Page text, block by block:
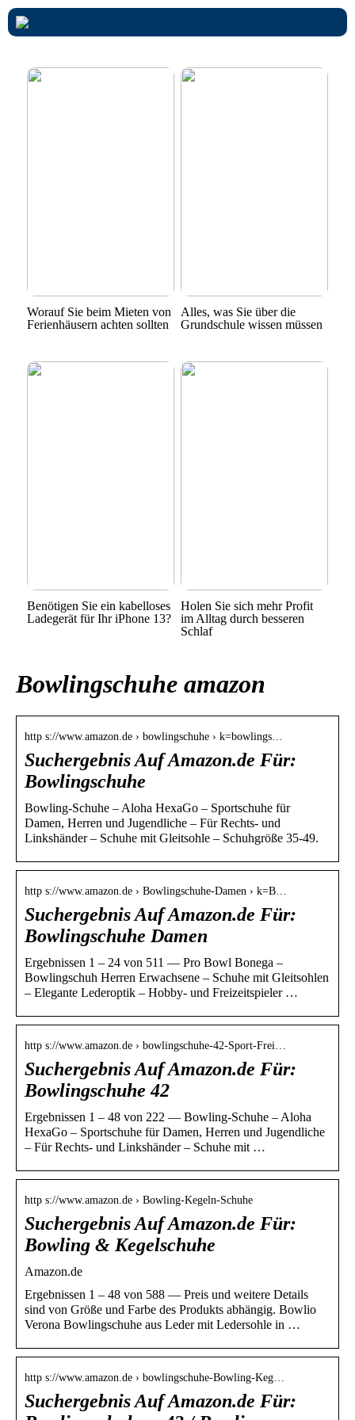
Worauf Sie beim Mieten von
Ferienhäusern achten sollten
Alles, was Sie über die
Grundschule wissen müssen
Benötigen Sie ein kabelloses
Ladegerät für Ihr iPhone 13?
Holen Sie sich mehr Profit
im Alltag durch besseren
Schlaf
Bowlingschuhe amazon
http s://www.amazon.de › bowlingschuhe › k=bowlings…
Suchergebnis Auf Amazon.de Für:
Bowlingschuhe
Bowling-Schuhe – Aloha HexaGo – Sportschuhe für
Damen, Herren und Jugendliche – Für Rechts- und
Linkshänder – Schuhe mit Gleitsohle – Schuhgröße 35-49.
http s://www.amazon.de › Bowlingschuhe-Damen › k=B…
Suchergebnis Auf Amazon.de Für:
Bowlingschuhe Damen
Ergebnissen 1 – 24 von 511 — Pro Bowl Bonega –
Bowlingschuh Herren Erwachsene – Schuhe mit Gleitsohlen
– Elegante Lederoptik – Hobby- und Freizeitspieler …
http s://www.amazon.de › bowlingschuhe-42-Sport-Frei…
Suchergebnis Auf Amazon.de Für:
Bowlingschuhe 42
Ergebnissen 1 – 48 von 222 — Bowling-Schuhe – Aloha
HexaGo – Sportschuhe für Damen, Herren und Jugendliche
– Für Rechts- und Linkshänder – Schuhe mit …
http s://www.amazon.de › Bowling-Kegeln-Schuhe
Suchergebnis Auf Amazon.de Für:
Bowling & Kegelschuhe
Amazon.de
Ergebnissen 1 – 48 von 588 — Preis und weitere Details
sind von Größe und Farbe des Produkts abhängig. Bowlio
Verona Bowlingschuhe aus Leder mit Ledersohle in …
http s://www.amazon.de › bowlingschuhe-Bowling-Keg…
Suchergebnis Auf Amazon.de Für: